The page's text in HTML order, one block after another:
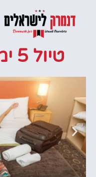
טיול 5 ימים בקופנהגן